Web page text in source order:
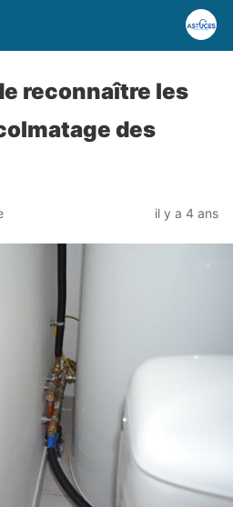
reconnaître les
des
il y a 4 ans